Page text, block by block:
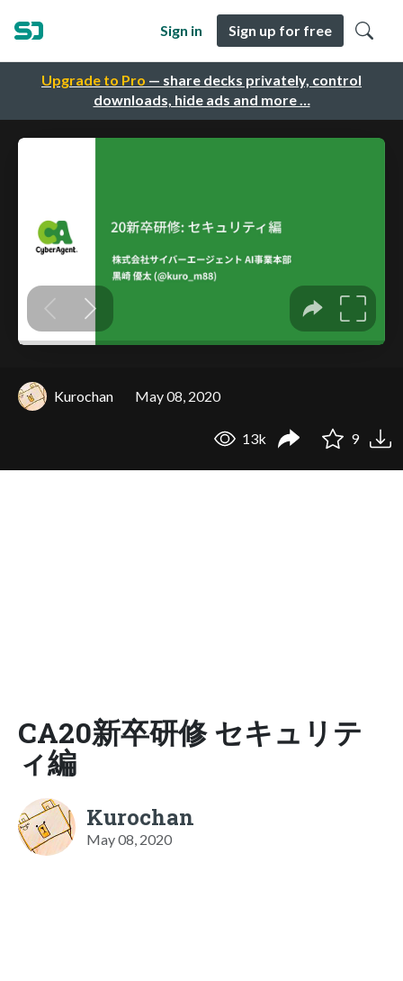
Upgrade to Pro — share decks privately, control
downloads, hide ads and more …
Sign in Sign up for free
Kurochan May 08, 2020
13k 9
CA20新卒研修 セキュリテ
ィ編
Kurochan
May 08, 2020